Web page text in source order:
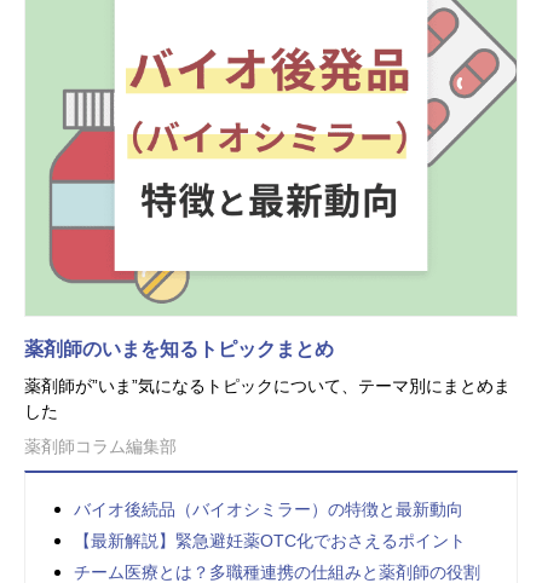
薬剤師のいまを知るトピックまとめ
薬剤師が”いま”気になるトピックについて、テーマ別にまとめま
した
薬剤師コラム編集部
バイオ後続品（バイオシミラー）の特徴と最新動向
【最新解説】緊急避妊薬OTC化でおさえるポイント
チーム医療とは？多職種連携の仕組みと薬剤師の役割